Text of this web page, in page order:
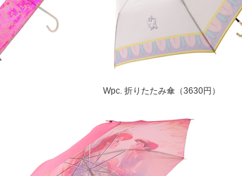
Wpc. 折りたたみ傘（3630円）